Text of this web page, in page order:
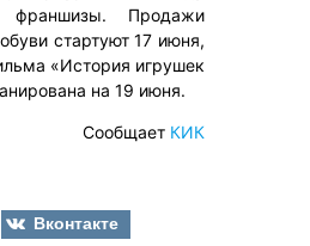
франшизы. Продажи
стартуют 17 июня,
«История игрушек
на 19 июня.
Сообщает КИК
Вконтакте